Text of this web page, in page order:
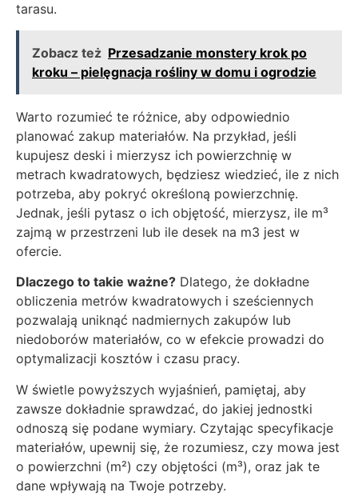
tarasu.
Zobacz też Przesadzanie monstery krok po
kroku – pielęgnacja rośliny w domu i ogrodzie
Warto rozumieć te różnice, aby odpowiednio
planować zakup materiałów. Na przykład, jeśli
kupujesz deski i mierzysz ich powierzchnię w
metrach kwadratowych, będziesz wiedzieć, ile z nich
potrzeba, aby pokryć określoną powierzchnię.
Jednak, jeśli pytasz o ich objętość, mierzysz, ile m³
zajmą w przestrzeni lub ile desek na m3 jest w
ofercie.
Dlaczego to takie ważne? Dlatego, że dokładne
obliczenia metrów kwadratowych i sześciennych
pozwalają uniknąć nadmiernych zakupów lub
niedoborów materiałów, co w efekcie prowadzi do
optymalizacji kosztów i czasu pracy.
W świetle powyższych wyjaśnień, pamiętaj, aby
zawsze dokładnie sprawdzać, do jakiej jednostki
odnoszą się podane wymiary. Czytając specyfikacje
materiałów, upewnij się, że rozumiesz, czy mowa jest
o powierzchni (m²) czy objętości (m³), oraz jak te
dane wpływają na Twoje potrzeby.